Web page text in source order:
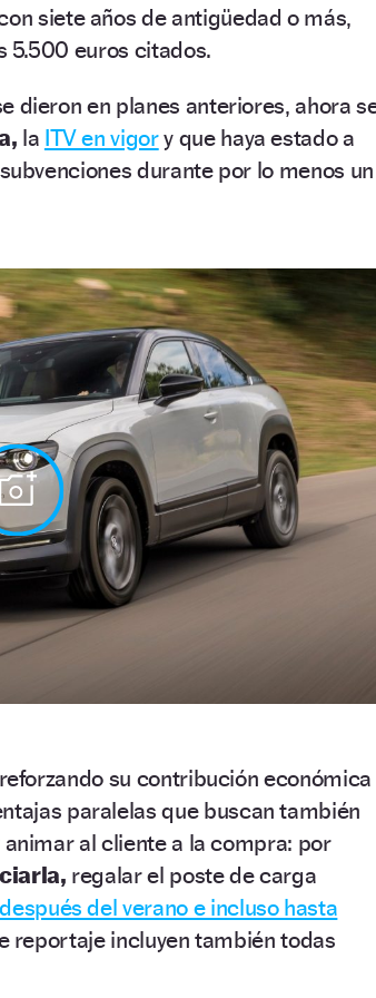
siete años de antigüedad o más,
5.500 euros citados.
dieron en planes anteriores, ahora
la ITV en vigory que haya estado a
durante por lo menos un
su contribución económica
paralelas que buscan también
al cliente a la compra: por
regalar el poste de carga
del verano e incluso hasta
reportaje incluyen también todas